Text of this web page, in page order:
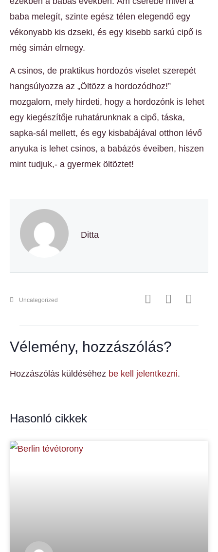
baba melegít, szinte egész télen elegendő egy
vékonyabb kis dzseki, és egy kisebb sarkú cipő is
még simán elmegy.
A csinos, de praktikus hordozós viselet szerepét
hangsúlyozza az „Öltözz a hordozódhoz!”
mozgalom, mely hirdeti, hogy a hordozónk is lehet
egy kiegészítője ruhatárunknak a cipő, táska,
sapka-sál mellett, és egy kisbabájával otthon lévő
anyuka is lehet csinos, a babázós éveiben, hiszen
mint tudjuk,- a gyermek öltöztet!
Ditta
Uncategorized
Vélemény, hozzászólás?
Hozzászólás küldéséhez be kell jelentkezni.
Hasonló cikkek